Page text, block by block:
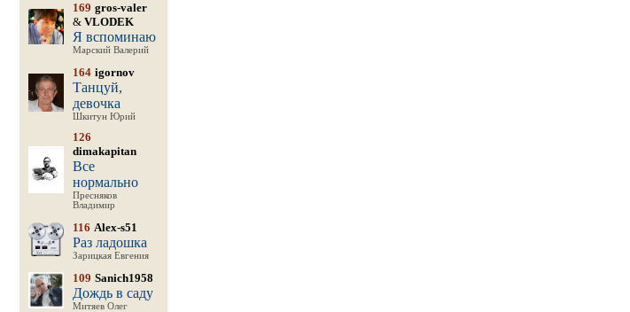
169 gros-valer
& VLODEK
Я вспоминаю
Марский Валерий
164 igornov
Танцуй,
девочка
Шкитун Юрий
126
dimakapitan
Все
нормально
Пресняков
Владимир
116 Alex-s51
Раз ладошка
Зарицкая Евгения
109 Sanich1958
Дождь в саду
Митяев Олег